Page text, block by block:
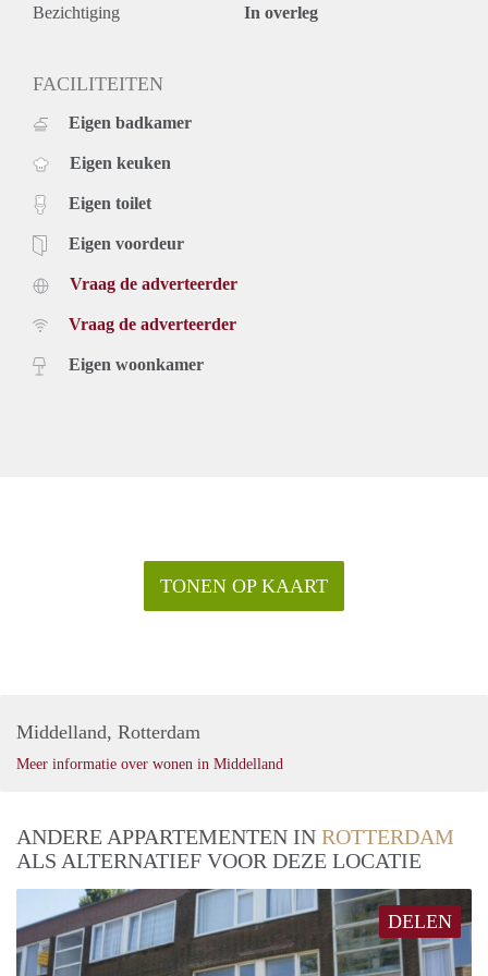
Bezichtiging In overleg
FACILITEITEN
Eigen badkamer
Eigen keuken
Eigen toilet
Eigen voordeur
Vraag de adverteerder
Vraag de adverteerder
Eigen woonkamer
TONEN OP KAART
Middelland, Rotterdam
Meer informatie over wonen in Middelland
ANDERE APPARTEMENTEN IN ROTTERDAM
ALS ALTERNATIEF VOOR DEZE LOCATIE
DELEN